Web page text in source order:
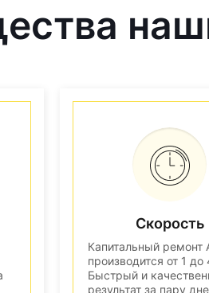
Скорость
Капитальный ремонт
производится от 1 до
Быстрый и
результат за пару